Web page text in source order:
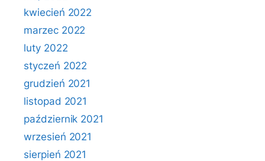
kwiecień 2022
marzec 2022
luty 2022
styczeń 2022
grudzień 2021
listopad 2021
październik 2021
wrzesień 2021
sierpień 2021